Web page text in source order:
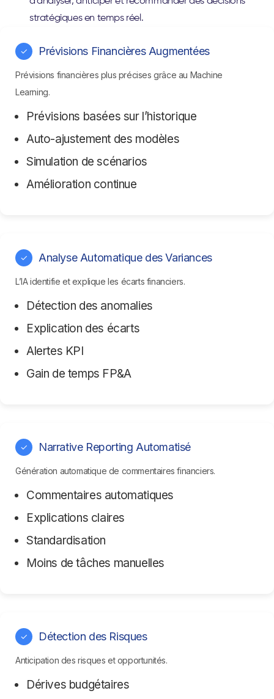
stratégiques en temps réel.
✓ Prévisions Financières Augmentées
Prévisions financières plus précises grâce au Machine
Learning.
Prévisions basées sur l’historique
Auto-ajustement des modèles
Simulation de scénarios
Amélioration continue
✓ Analyse Automatique des Variances
L’IA identifie et explique les écarts financiers.
Détection des anomalies
Explication des écarts
Alertes KPI
Gain de temps FP&A
✓ Narrative Reporting Automatisé
Génération automatique de commentaires financiers.
Commentaires automatiques
Explications claires
Standardisation
Moins de tâches manuelles
✓ Détection des Risques
Anticipation des risques et opportunités.
Dérives budgétaires